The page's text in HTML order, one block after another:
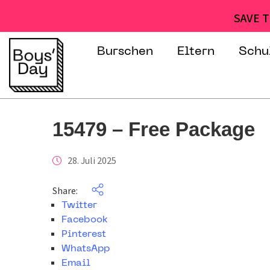
SAVE
Burschen Eltern
15479 – Free Package
28. Juli 2025
Share:
Twitter
Facebook
Pinterest
WhatsApp
Email